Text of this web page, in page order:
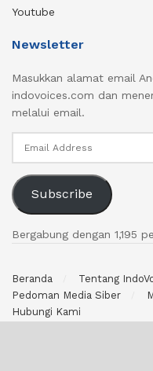
Youtube
Newsletter
Masukkan alamat email
indovoices.com dan
melalui email.
Subscribe
Bergabung dengan 1,195
Beranda Tentang
Pedoman Media Siber
Hubungi Kami